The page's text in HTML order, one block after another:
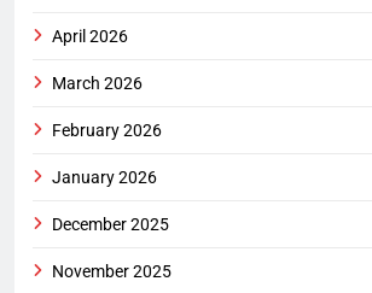
April 2026
March 2026
February 2026
January 2026
December 2025
November 2025